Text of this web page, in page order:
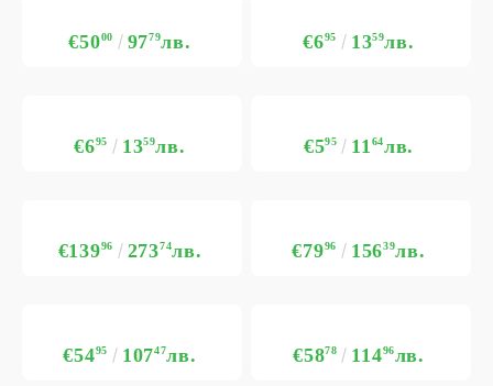
€5000 9779лв. €695 1359лв.
€695 1359лв. €595 11 64лв.
€13996 27374лв. €7996 15639лв.
€5495 10747лв. €5878 11496лв.